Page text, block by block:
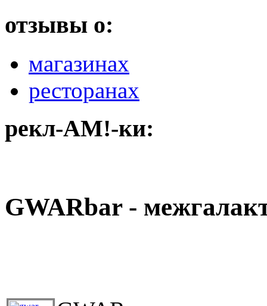
отзывы о:
магазинах
ресторанах
рекл-АМ!-ки:
GWARbar -